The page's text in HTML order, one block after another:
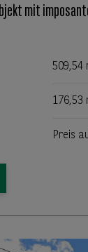
mit
509,54
176,53
Preis